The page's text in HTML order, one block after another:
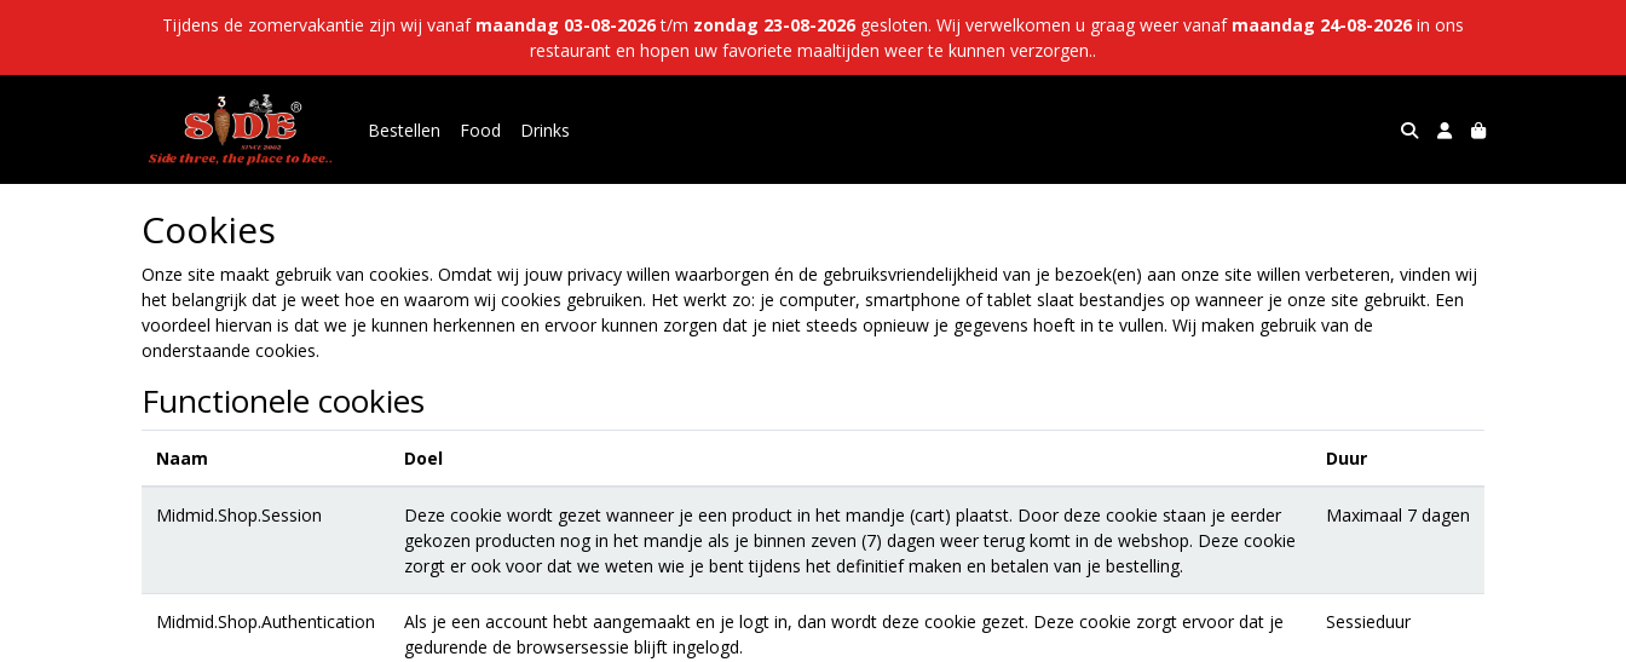
Tijdens de zomervakantie zijn wij vanaf maandag 03-08-2026t/m zondag 23-08-2026 gesloten. Wij verwelkomen u graag weer vanaf maandag 24-08-2026 in ons
restaurant en hopen uw favoriete maaltijden weer te kunnen verzorgen..
Bestellen Food Drinks
Cookies
Onze site maakt gebruik van cookies. Omdat wij jouw privacy willen waarborgen én de gebruiksvriendelijkheid van je bezoek(en) aan onze site willen verbeteren, vinden wij
het belangrijk dat je weet hoe en waarom wij cookies gebruiken. Het werkt zo: je computer, smartphone of tablet slaat bestandjes op wanneer je onze site gebruikt. Een
voordeel hiervan is dat we je kunnen herkennen en ervoor kunnen zorgen dat je niet steeds opnieuw je gegevens hoeft in te vullen. Wij maken gebruik van de
onderstaande cookies.
Functionele cookies
Naam Doel Duur
Midmid.Shop.Session
Deze cookie wordt gezet wanneer je een product in het mandje (cart) plaatst. Door deze cookie staan je eerder
gekozen producten nog in het mandje als je binnen zeven (7) dagen weer terug komt in de webshop. Deze cookie
zorgt er ook voor dat we weten wie je bent tijdens het definitief maken en betalen van je bestelling.
Maximaal 7 dagen
Midmid.Shop.Authentication
Als je een account hebt aangemaakt en je logt in, dan wordt deze cookie gezet. Deze cookie zorgt ervoor dat je
gedurende de browsersessie blijft ingelogd.
Sessieduur